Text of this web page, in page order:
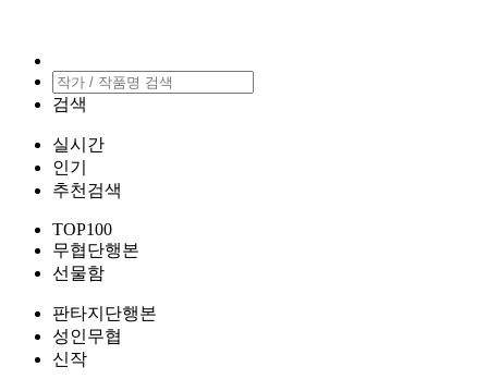
검색
실시간
인기
추천검색
TOP100
무협단행본
선물함
판타지단행본
성인무협
신작